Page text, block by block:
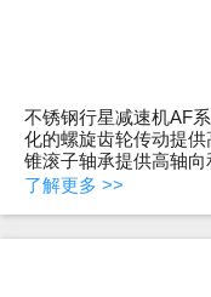
不锈钢行星减速机AF
化的螺旋齿轮传动提
锥滚子轴承提供高轴向
了解更多 >>